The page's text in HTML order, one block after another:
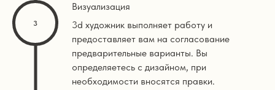
Визуализация
3d художник выполняет работу и
предоставляет вам на согласование
предварительные варианты. Вы
определяетесь с дизайном, при
необходимости вносятся правки.